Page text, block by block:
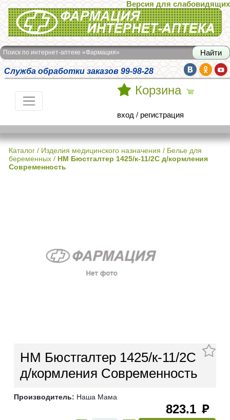
Интернет-аптека Фармация
Версия для слабовидящих
Поиск по интернет-аптеке «Фармация»
Служба обработки заказов 99-98-28
Корзина
вход / регистрация
Каталог / Изделия медицинского назначения / Белье для
беременных / НМ Бюстгалтер 1425/к-11/2С д/кормления
Современность
НМ Бюстгалтер 1425/к-11/2С
д/кормления Современность
Производитель: Наша Мама
823.1 руб